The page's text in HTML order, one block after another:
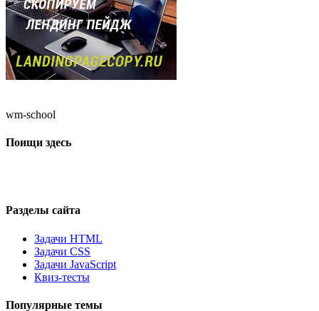
wm-school
Поищи здесь
Разделы сайта
Задачи HTML
Задачи CSS
Задачи JavaScript
Квиз-тесты
Популярные темы